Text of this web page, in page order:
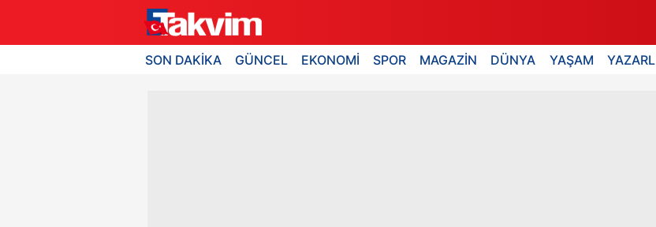
SON DAKİKA GÜNCEL EKONOMİ SPOR MAGAZİN DÜNYA YAŞAM